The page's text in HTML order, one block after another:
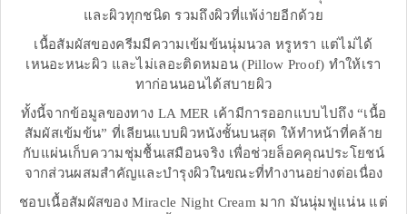
และผิวทุกชนิด รวมถึงผิวที่แพ้ง่ายอีกด้วย
เนื้อสัมผัสของครีมมีความเข้มข้นนุ่มนวล หรูหรา แต่ไม่ได้
เหนอะหนะผิว และไม่เลอะติดหมอน (Pillow Proof) ทำให้เรา
ทาก่อนนอนได้สบายผิว
ทั้งนี้จากข้อมูลของทาง LA MER เค้ามีการออกแบบไปถึง “เนื้อ
สัมผัสเข้มข้น” ที่เลียนแบบผิวหนังชั้นบนสุด ให้ทำหน้าที่คล้าย
กับแผ่นเก็บความชุ่มชื้นเสมือนจริง เพื่อช่วยล็อคคุณประโยชน์
จากส่วนผสมสำคัญและบำรุงผิวในขณะที่ทำงานอย่างต่อเนื่อง
ชอบเนื้อสัมผัสของ Miracle Night Cream มาก มันนุ่มฟูแน่น แต่